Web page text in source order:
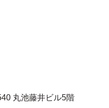
丸池藤井ビル5階